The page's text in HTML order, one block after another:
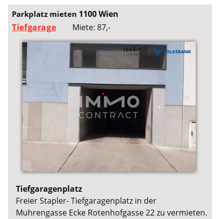
Parkplatz mieten 1100 Wien
Tiefgarage
Miete: 87,-
Tiefgaragenplatz
Freier Stapler- Tiefgaragenplatz in der
Muhrengasse Ecke Rotenhofgasse 22 zu vermieten.